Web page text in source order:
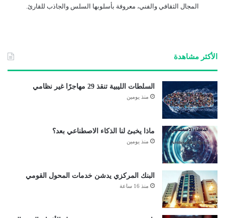
المجال الثقافي والفني، معروفة بأسلوبها السلس والجاذب للقارئ.
الأكثر مشاهدة
السلطات الليبية تنقذ 29 مهاجرًا غير نظامي
منذ يومين
ماذا يخبئ لنا الذكاء الاصطناعي بعد؟
منذ يومين
البنك المركزي يدشن خدمات المحول القومي
منذ 16 ساعة